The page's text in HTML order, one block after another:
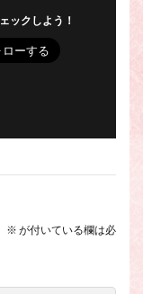
ックしよう！
※ が付いている欄は必